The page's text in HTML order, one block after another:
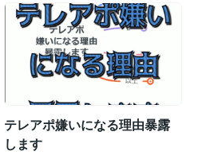
テレアポ嫌いになる理由暴露
します